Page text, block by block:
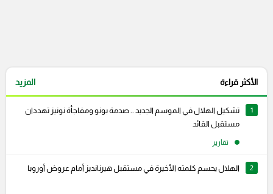
الأكثر قراءة المزيد
1
تشكيل الهلال في الموسم الجديد .. صدمة بونو ومفاجأة نونيز تهددان
مستقبل القائد
تقارير
2 الهلال يحسم كلمته الأخيرة في مستقبل هيرنانديز أمام عروض أوروبا